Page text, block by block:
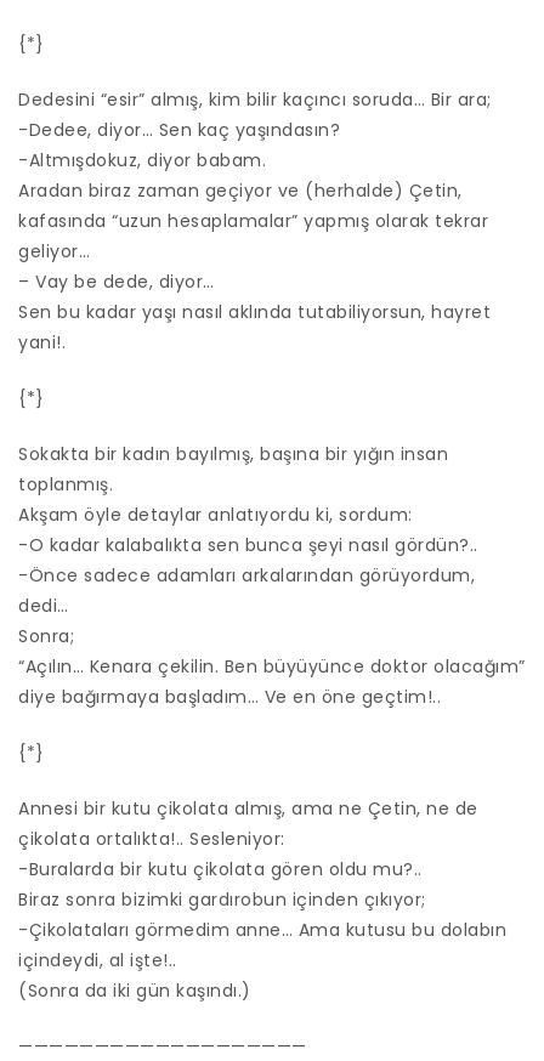
{*}
Dedesini “esir” almış, kim bilir kaçıncı soruda… Bir ara;
-Dedee, diyor… Sen kaç yaşındasın?
-Altmışdokuz, diyor babam.
Aradan biraz zaman geçiyor ve (herhalde) Çetin,
kafasında “uzun hesaplamalar” yapmış olarak tekrar
geliyor…
– Vay be dede, diyor…
Sen bu kadar yaşı nasıl aklında tutabiliyorsun, hayret
yani!.
{*}
Sokakta bir kadın bayılmış, başına bir yığın insan
toplanmış.
Akşam öyle detaylar anlatıyordu ki, sordum:
-O kadar kalabalıkta sen bunca şeyi nasıl gördün?..
-Önce sadece adamları arkalarından görüyordum,
dedi…
Sonra;
“Açılın… Kenara çekilin. Ben büyüyünce doktor olacağım”
diye bağırmaya başladım… Ve en öne geçtim!..
{*}
Annesi bir kutu çikolata almış, ama ne Çetin, ne de
çikolata ortalıkta!.. Sesleniyor:
-Buralarda bir kutu çikolata gören oldu mu?..
Biraz sonra bizimki gardırobun içinden çıkıyor;
-Çikolataları görmedim anne… Ama kutusu bu dolabın
içindeydi, al işte!..
(Sonra da iki gün kaşındı.)
———————————————————